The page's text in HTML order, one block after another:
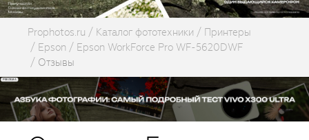
Prophotos.ru Каталог фототехники
Принтеры
Epson
Epson WorkForce Pro WF-5620DWF
Отзывы